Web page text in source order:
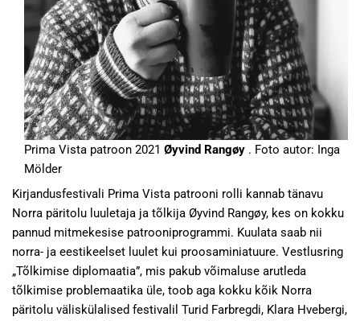
Prima Vista patroon 2021 Øyvind Rangøy . Foto autor: Inga
Mölder
Kirjandusfestivali Prima Vista patrooni rolli kannab tänavu
Norra päritolu luuletaja ja tõlkija Øyvind Rangøy, kes on kokku
pannud mitmekesise patrooniprogrammi. Kuulata saab nii
norra- ja eestikeelset luulet kui proosaminiatuure. Vestlusring
„Tõlkimise diplomaatia”, mis pakub võimaluse arutleda
tõlkimise problemaatika üle, toob aga kokku kõik Norra
päritolu väliskülalised festivalil Turid Farbregdi, Klara Hvebergi,